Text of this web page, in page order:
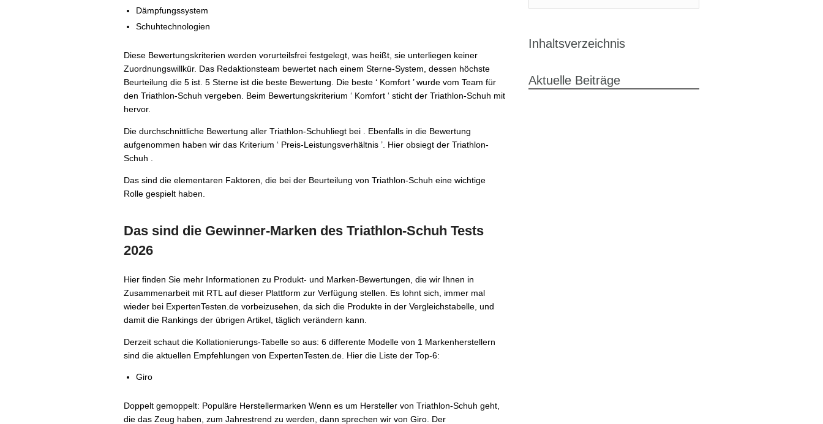
Dämpfungssystem
Schuhtechnologien
Diese Bewertungskriterien werden vorurteilsfrei festgelegt, was heißt, sie unterliegen keiner
Zuordnungswillkür. Das Redaktionsteam bewertet nach einem Sterne-System, dessen höchste
Beurteilung die 5 ist. 5 Sterne ist die beste Bewertung. Die beste ‘ Komfort ’ wurde vom Team für
den Triathlon-Schuh vergeben. Beim Bewertungskriterium ‘ Komfort ‘ sticht der Triathlon-Schuh mit
hervor.
Die durchschnittliche Bewertung aller Triathlon-Schuhliegt bei . Ebenfalls in die Bewertung
aufgenommen haben wir das Kriterium ‘ Preis-Leistungsverhältnis ’. Hier obsiegt der Triathlon-
Schuh .
Das sind die elementaren Faktoren, die bei der Beurteilung von Triathlon-Schuh eine wichtige
Rolle gespielt haben.
Das sind die Gewinner-Marken des Triathlon-Schuh Tests
2026
Hier finden Sie mehr Informationen zu Produkt- und Marken-Bewertungen, die wir Ihnen in
Zusammenarbeit mit RTL auf dieser Plattform zur Verfügung stellen. Es lohnt sich, immer mal
wieder bei ExpertenTesten.de vorbeizusehen, da sich die Produkte in der Vergleichstabelle, und
damit die Rankings der übrigen Artikel, täglich verändern kann.
Derzeit schaut die Kollationierungs-Tabelle so aus: 6 differente Modelle von 1 Markenherstellern
sind die aktuellen Empfehlungen von ExpertenTesten.de. Hier die Liste der Top-6:
Giro
Doppelt gemoppelt: Populäre Herstellermarken Wenn es um Hersteller von Triathlon-Schuh geht,
die das Zeug haben, zum Jahrestrend zu werden, dann sprechen wir von Giro. Der
Inhaltsverzeichnis
Aktuelle Beiträge